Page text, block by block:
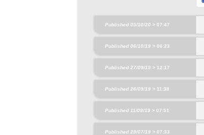
Published 05/10/20 > 07:47
Published 06/10/19 > 06:23
Published 27/09/19 > 12:17
Published 26/09/19 > 11:38
Published 11/09/19 > 07:51
Published 29/07/19 > 07:33